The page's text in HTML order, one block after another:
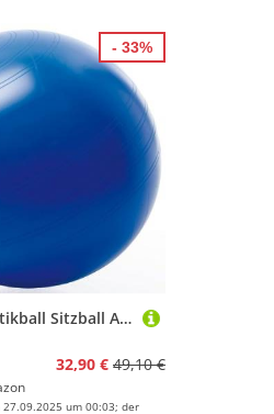
TOGU Gymnastikball Sitzball ABS (Berstsicher), 65 cm, blau
32,90 € 49,10 €
um 00:03; der
- 33%